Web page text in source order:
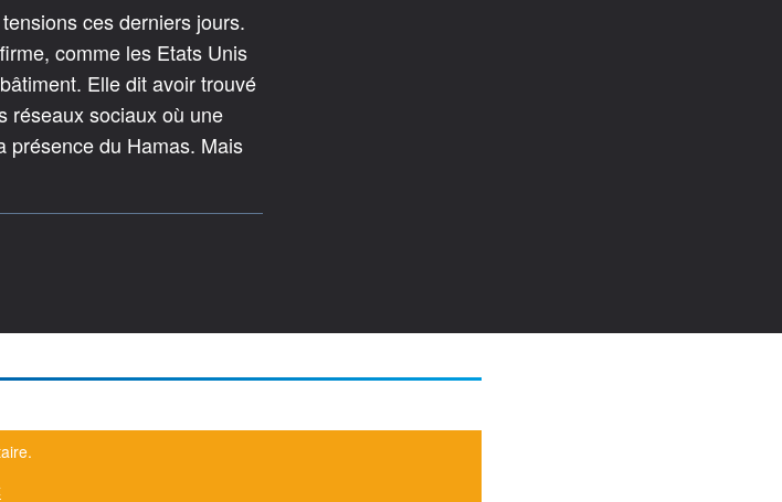
ces derniers jours.
comme les Etats Unis
Elle dit avoir trouvé
réseaux sociaux où une
présence du Hamas. Mais